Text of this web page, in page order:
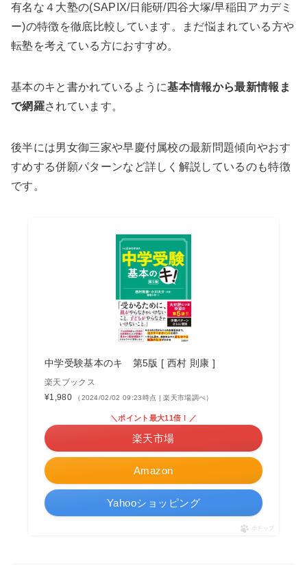
有名な４大塾の(SAPIX/日能研/四谷大塚/早稲田アカデミ
ー)の特徴を徹底比較しています。まだ悩まれている方や
転塾を考えている方におすすめ。
基本のキと書かれているように基本情報から最新情報ま
で網羅されています。
後半には男女御三家や早慶付属校の最新問題傾向やおす
すめする併願パターンなど詳しく解説しているのも特徴
です。
中学受験基本のキ 第5版 [ 西村 則康 ]
楽天ブックス
¥1,980
（2024/02/02 09:23時点 | 楽天市場調べ）
Amazon
＼ポイント最大11倍！／
楽天市場
Yahooショッピング
ポチップ